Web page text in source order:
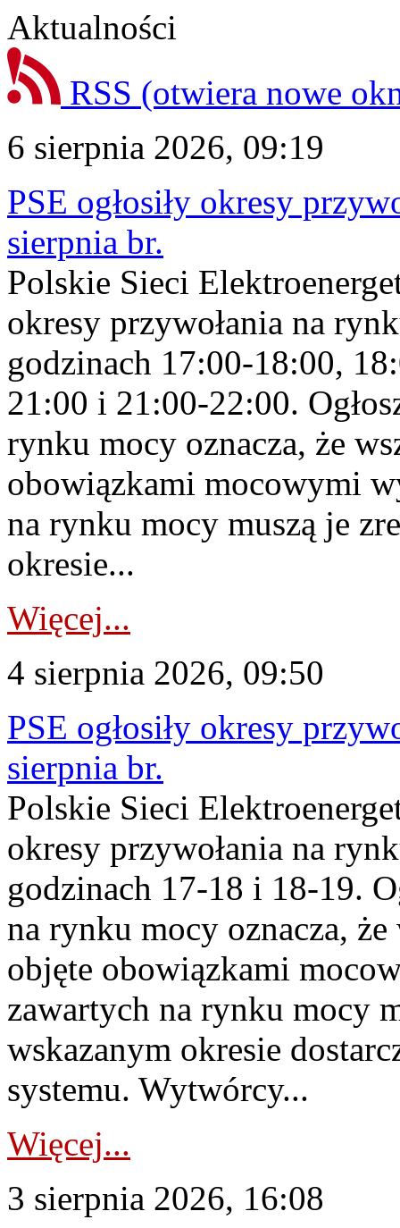
Aktualności
RSS (otwiera nowe
6 sierpnia 2026, 09:19
PSE ogłosiły okresy
sierpnia br.
Polskie Sieci
okresy przywołania na
godzinach 17:00-18:00,
21:00 i 21:00-22:00.
rynku mocy oznacza, że
obowiązkami mocowymi
na rynku mocy muszą je
okresie...
Więcej...
4 sierpnia 2026, 09:50
PSE ogłosiły okresy
sierpnia br.
Polskie Sieci
okresy przywołania na
godzinach 17-18 i 18-19.
na rynku mocy oznacza,
objęte obowiązkami
zawartych na rynku mocy
wskazanym okresie
systemu. Wytwórcy...
Więcej...
3 sierpnia 2026, 16:08